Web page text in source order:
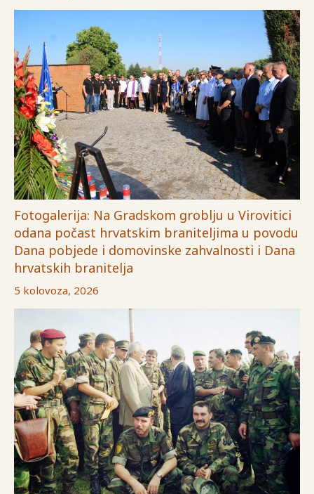
Fotogalerija: Na Gradskom groblju u Virovitici
odana počast hrvatskim braniteljima u povodu
Dana pobjede i domovinske zahvalnosti i Dana
hrvatskih branitelja
5 kolovoza, 2026